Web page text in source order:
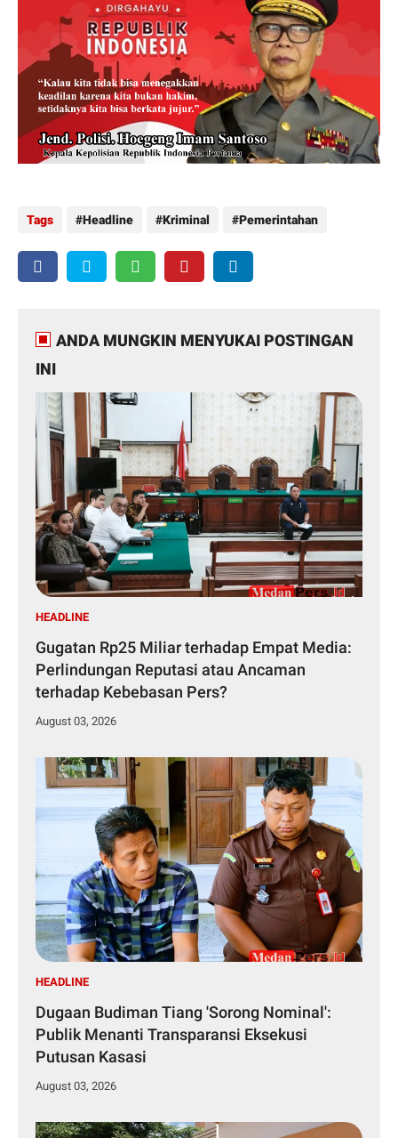
Tags Headline Kriminal Pemerintahan
ANDA MUNGKIN MENYUKAI POSTINGAN
INI
HEADLINE
Gugatan Rp25 Miliar terhadap Empat Media:
Perlindungan Reputasi atau Ancaman
terhadap Kebebasan Pers?
August 03, 2026
HEADLINE
Dugaan Budiman Tiang 'Sorong Nominal':
Publik Menanti Transparansi Eksekusi
Putusan Kasasi
August 03, 2026